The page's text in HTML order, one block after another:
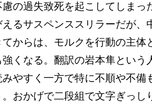
の過失致死を起こしてしまっ
るサスペンススリラーだが、
からは、モルクを行動の主体
強くなる。翻訳の岩本隼という
やすく一方で特に不順や不備
おかげで二段組で文字ぎっし